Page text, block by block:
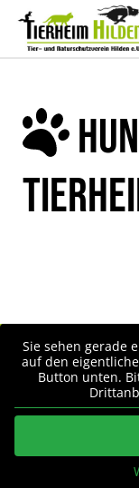
Sie sehen gerade
auf den
Button unten.